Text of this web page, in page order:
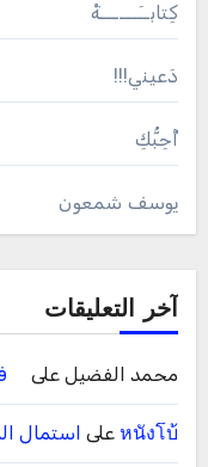
كِتابــَــــــةْ
دَعيني!!!
أُحِبُّكِ
يوسف شمعون
آخر التعليقات
محمد الفضيلعلى
หนังโบ้على استمال